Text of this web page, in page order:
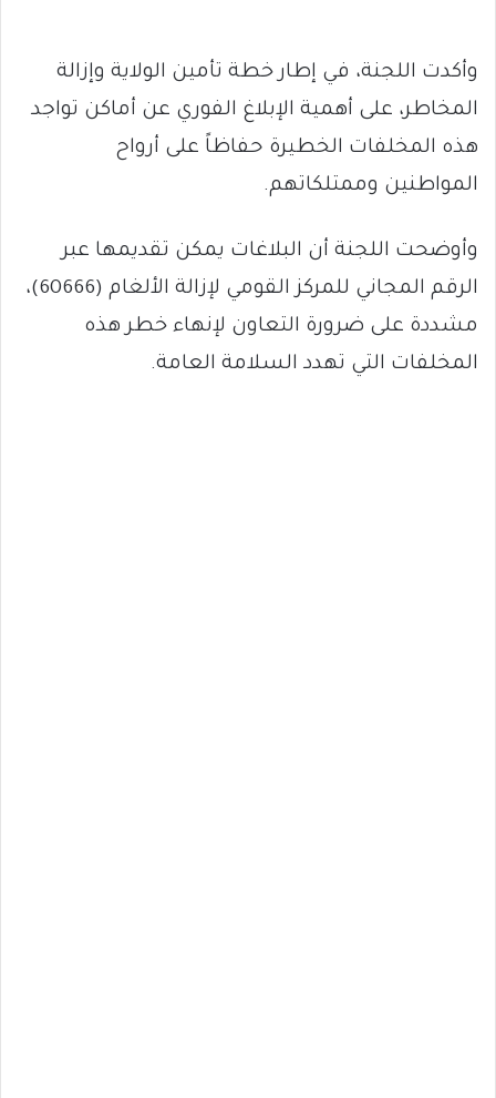
وأكدت اللجنة، في إطار خطة تأمين الولاية وإزالة
المخاطر، على أهمية الإبلاغ الفوري عن أماكن تواجد
هذه المخلفات الخطيرة حفاظاً على أرواح
المواطنين وممتلكاتهم.
وأوضحت اللجنة أن البلاغات يمكن تقديمها عبر
الرقم المجاني للمركز القومي لإزالة الألغام (60666)،
مشددة على ضرورة التعاون لإنهاء خطر هذه
المخلفات التي تهدد السلامة العامة.